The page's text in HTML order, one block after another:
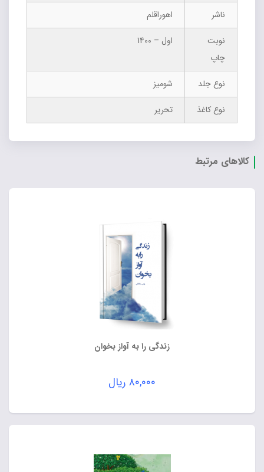
ناشر
اهوراقلم
نوبت
چاپ
اول – 1400
نوع جلد
شومیز
نوع کاغذ
تحریر
کالاهای مرتبط
زندگی را به آواز بخوان
۸۰,۰۰۰ ریال